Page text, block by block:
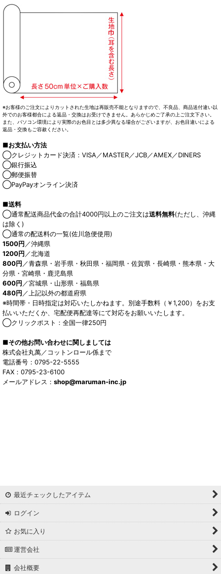
※お客様のご注文によりカットされた生地は再販売不能となりますので、不良品、商品送付違い以
外でのお客様都合による返品・交換はお受けできません。あらかじめご了承の上ご注文下さい。
また、パソコン環境により実際のお色目とは多少異なる場合がございますが、お色目違いによる
返品・交換もご容赦ください。
■お支払い方法
◯クレジットカード決済：VISA／MASTER／JCB／AMEX／DINERS
◯銀行振込
◯郵便振替
◯PayPayオンライン決済
■送料
◯通常配送商品代金の合計4000円以上のご注文は送料無料(ただし、沖縄
は除く)
◯通常の配送料の一覧(佐川急便使用)
1500円 ／沖縄県
1200円 ／北海道
800円 ／青森県・岩手県・秋田県・福岡県・佐賀県・長崎県・熊本県・大
分県・宮崎県・鹿児島県
600円 ／宮城県・山形県・福島県
480円 ／上記以外の都道府県
※時間帯・日時指定は対応いたしかねます。別途手数料（￥1,200）をお支
払いいただくか、宅配便再配達等にて対応をお願いいたします。
◯クリックポスト：全国一律250円
■その他お問い合わせに関しましては
株式会社丸萬／コットンロール係まで
電話番号：0795-22-5555
FAX：0795-23-6100
メールアドレス： shop@maruman-inc.jp
最近チェックしたアイテム
ログイン
お気に入り
運営会社
会社概要